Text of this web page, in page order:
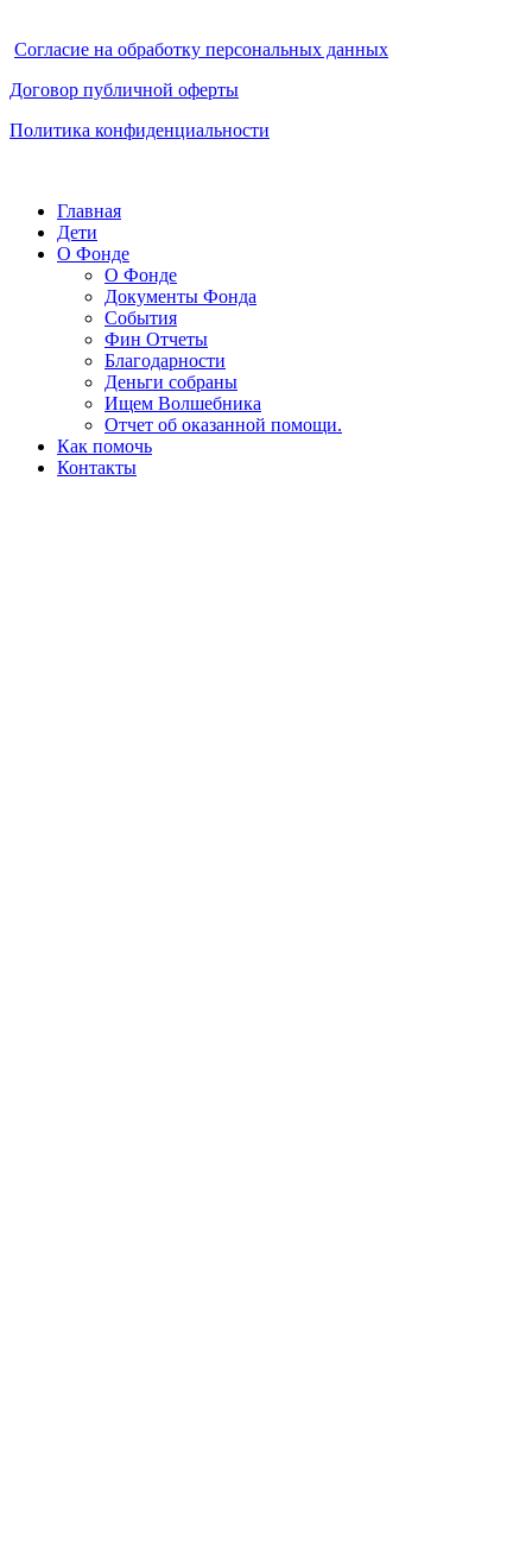
Cогласие на обработку персональных данных
Договор публичной оферты
Политика конфиденциальности
Главная
Дети
О Фонде
О Фонде
Документы Фонда
События
Фин Отчеты
Благодарности
Деньги собраны
Ищем Волшебника
Отчет об оказанной помощи.
Как помочь
Контакты